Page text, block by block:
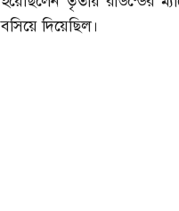
বসিয়ে দিয়েছিল।